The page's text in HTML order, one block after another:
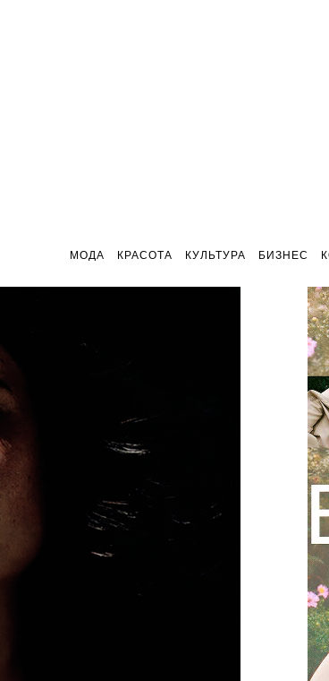
МОДА КРАСОТА КУЛЬТУРА БИЗНЕС